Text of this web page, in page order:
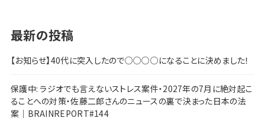
最新の投稿
【お知らせ】40代に突入したので○○○○になることに決めました！
保護中: ラジオでも言えないストレス案件・2027年の7月に絶対起こ
ることへの対策・佐藤二郎さんのニュースの裏で決まった日本の法
案｜BRAINREPORT#144